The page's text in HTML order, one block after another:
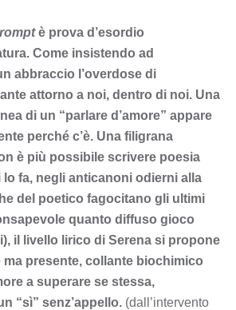
è prova d’esordio
Come insistendo ad
abbraccio l’overdose di
attorno a noi, dentro di noi. Una
di un “parlare d’amore” appare
perché c’è. Una filigrana
è più possibile scrivere poesia
lo fa, negli anticanoni odierni alla
del poetico fagocitano gli ultimi
quanto diffuso gioco
il livello lirico di Serena si propone
presente, collante biochimico
a superare se stessa,
“sì” senz’appello. (dall’intervento